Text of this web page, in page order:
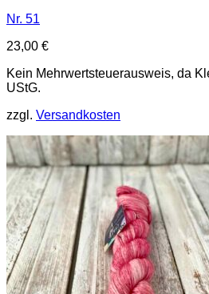
Nr. 51
23,00 €
Kein Mehrwertsteuerausweis, da
UStG.
zzgl. Versandkosten